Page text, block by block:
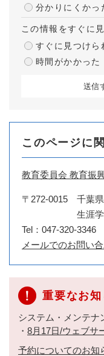
分かりにくかっ
この情報をすぐに
すぐに見つけら
時間がかかった
このページに
教育委員会 教育振
〒272-0015
千葉
生涯
Tel：047-320-3346
メールでのお問い
重要なお知
システム・メンテナ
・ 8月17日/ウェブサ
予約についてのお知